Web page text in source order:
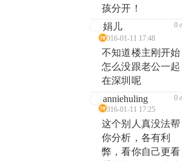
孩分开！
娟儿
2016-01-11 17:48
0
不知道楼主刚开始
怎么没跟老公一起
在深圳呢
anniehuling
2016-01-11 17:25
0
这个别人真没法帮
你分析，各有利
弊，看你自己更看